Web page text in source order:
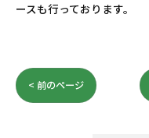
ースも行っております。
< 前のページ